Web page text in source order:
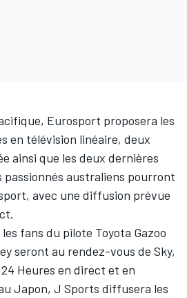
Eurosport proposera les
en télévision linéaire, deux
ainsi que les deux dernières
passionnés australiens pourront
avec une diffusion prévue
fans du pilote Toyota Gazoo
seront au rendez-vous de Sky,
Heures en direct et en
Japon, J Sports diffusera les